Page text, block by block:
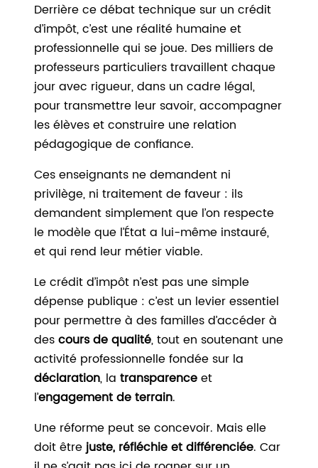
Derrière ce débat technique sur un crédit
d’impôt, c’est une réalité humaine et
professionnelle qui se joue. Des milliers de
professeurs particuliers travaillent chaque
jour avec rigueur, dans un cadre légal,
pour transmettre leur savoir, accompagner
les élèves et construire une relation
pédagogique de confiance.
Ces enseignants ne demandent ni
privilège, ni traitement de faveur : ils
demandent simplement que l’on respecte
le modèle que l’État a lui-même instauré,
et qui rend leur métier viable.
Le crédit d’impôt n’est pas une simple
dépense publique : c’est un levier essentiel
pour permettre à des familles d’accéder à
descours de qualité, tout en soutenant une
activité professionnelle fondée sur la
déclaration, latransparenceet
l’engagement de terrain.
Une réforme peut se concevoir. Mais elle
doit êtrejuste, réfléchie et différenciée. Car